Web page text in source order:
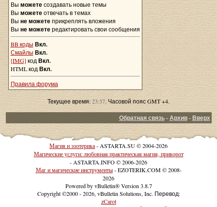
Вы можетесоздавать новые темы
Вы можетеотвечать в темах
Вы не можетеприкреплять вложения
Вы не можетередактировать свои сообщения
BB коды Вкл.
Смайлы Вкл.
[IMG] код Вкл.
HTML код Вкл.
Правила форума
Текущее время:23:37. Часовой пояс GMT +4.
Обратная связь-Архив-Вверх
Магия и эзотерика- ASTARTA.SU © 2004-2026
Магические услуги: любовная практическая магия, приворот
- ASTARTA.INFO © 2006-2026
Маг и магические инструменты- EZOTERIK.COM © 2008-
2026
Powered by vBulletin® Version 3.8.7
Copyright ©2000 - 2026, vBulletin Solutions, Inc. Перевод:
zCarot